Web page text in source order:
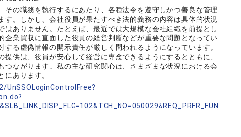
その職務を執行するにあたり、各種法令を遵守しかつ善良な管理
す。しかし、会社役員が果たすべき法的義務の内容は具体的状況
はありません。たとえば、最近では大規模な会社組織を前提とし
企業買収に直面した役員の経営判断などが重要な問題となってい
する虚偽情報の開示責任が厳しく問われるようになっています。
供は、役員が安心して経営に専念できるようにするとともに、
つながります。私の主な研究関心は、さまざまな状況における会
にあります。